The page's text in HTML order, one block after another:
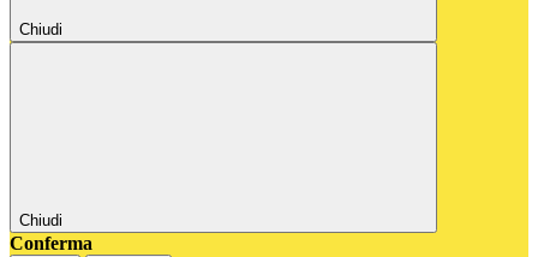
Chiudi
Chiudi
Conferma